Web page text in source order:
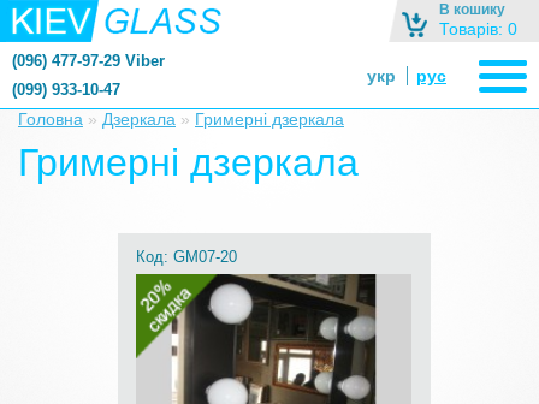
В кошику
Товарів: 0
(096) 477-97-29 Viber
(099) 933-10-47
zerkalonazakaz@gmail.com
укр рус
Головна » Дзеркала » Гримерні дзеркала
Гримерні дзеркала
Код: GM07-20